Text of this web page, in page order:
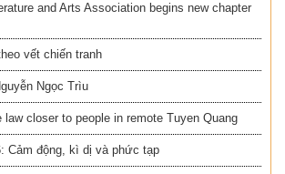
and Arts Association begins new chapter
vết chiến tranh
Ngọc Trìu
law closer to people in remote Tuyen Quang
Cảm động, kì dị và phức tạp